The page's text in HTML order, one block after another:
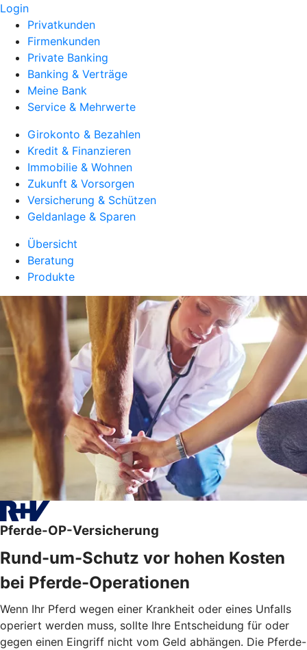
Login
Privatkunden
Firmenkunden
Private Banking
Banking & Verträge
Meine Bank
Service & Mehrwerte
Girokonto & Bezahlen
Kredit & Finanzieren
Immobilie & Wohnen
Zukunft & Vorsorgen
Versicherung & Schützen
Geldanlage & Sparen
Übersicht
Beratung
Produkte
Pferde-OP-Versicherung
Rund-um-Schutz vor hohen Kosten
bei Pferde-Operationen
Wenn Ihr Pferd wegen einer Krankheit oder eines Unfalls
operiert werden muss, sollte Ihre Entscheidung für oder
gegen einen Eingriff nicht vom Geld abhängen. Die Pferde-